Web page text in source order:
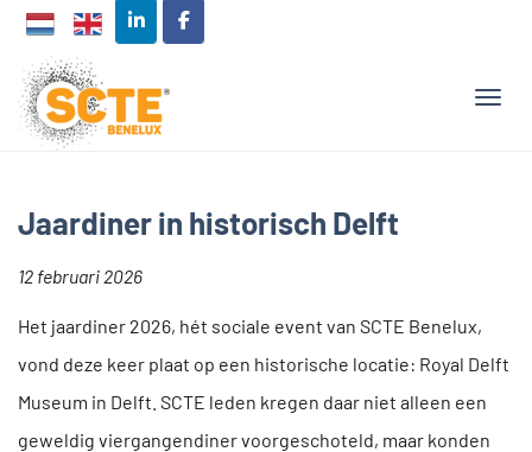
12 februari 2026
Jaardiner in historisch Delft
Het jaardiner 2026, hét sociale event van SCTE Benelux,
vond deze keer plaat op een historische locatie: Royal Delft
Museum in Delft. SCTE leden kregen daar niet alleen een
geweldig viergangendiner voorgeschoteld, maar konden